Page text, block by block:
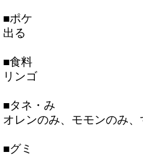
■ポケ
出る
■食料
リンゴ
■タネ・み
オレンのみ、モモンのみ
■グミ